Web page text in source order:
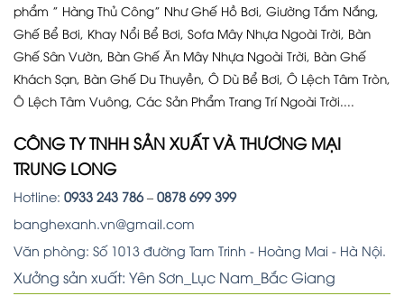
phẩm ” Hàng Thủ Công” Như Ghế Hồ Bơi, Giường Tắm Nắng,
Ghế Bể Bơi, Khay Nổi Bể Bơi, Sofa Mây Nhựa Ngoài Trời, Bàn
Ghế Sân Vườn, Bàn Ghế Ăn Mây Nhựa Ngoài Trời, Bàn Ghế
Khách Sạn, Bàn Ghế Du Thuyền, Ô Dù Bể Bơi, Ô Lệch Tâm Tròn,
Ô Lệch Tâm Vuông, Các Sản Phẩm Trang Trí Ngoài Trời....
CÔNG TY TNHH SẢN XUẤT VÀ THƯƠNG MẠI
TRUNG LONG
Hotline: 0933 243 786– 0878 699 399
banghexanh.vn@gmail.com
Văn phòng: Số 1013 đường Tam Trinh - Hoàng Mai - Hà Nội.
Xưởng sản xuất: Yên Sơn_Lục Nam_Bắc Giang